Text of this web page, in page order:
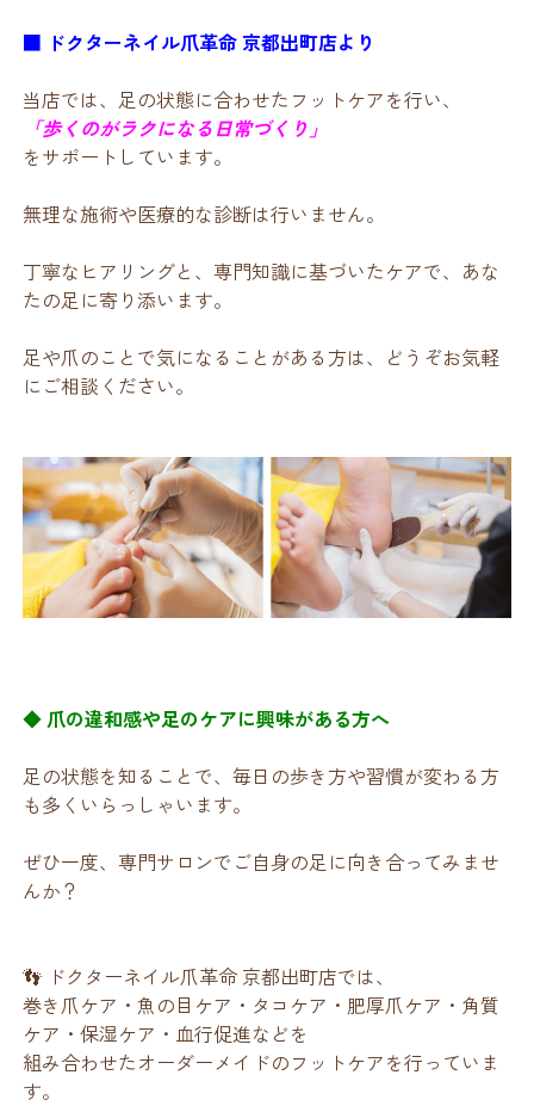
■ ドクターネイル爪革命 京都出町店より
当店では、足の状態に合わせたフットケアを行い、
「歩くのがラクになる日常づくり」
をサポートしています。
無理な施術や医療的な診断は行いません。
丁寧なヒアリングと、専門知識に基づいたケアで、あな
たの足に寄り添います。
足や爪のことで気になることがある方は、どうぞお気軽
にご相談ください。
◆ 爪の違和感や足のケアに興味がある方へ
足の状態を知ることで、毎日の歩き方や習慣が変わる方
も多くいらっしゃいます。
ぜひ一度、専門サロンでご自身の足に向き合ってみませ
んか？
👣 ドクターネイル爪革命 京都出町店では、
巻き爪ケア・魚の目ケア・タコケア・肥厚爪ケア・角質
ケア・保湿ケア・血行促進などを
組み合わせたオーダーメイドのフットケアを行っていま
す。